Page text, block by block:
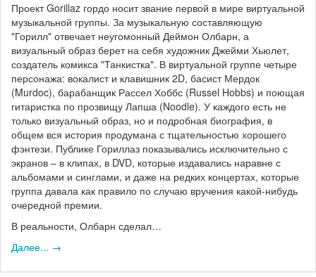
Проект Gorillaz гордо носит звание первой в мире виртуальной
музыкальной группы. За музыкальную составляющую
"Горилл" отвечает неугомонный Деймон Олбарн, а
визуальный образ берет на себя художник Джейми Хьюлет,
создатель комикса "Танкистка". В виртуальной группе четыре
персонажа: вокалист и клавишник 2D, басист Мердок
(Murdoc), барабанщик Рассел Хоббс (Russel Hobbs) и поющая
гитаристка по прозвищу Лапша (Noodle). У каждого есть не
только визуальный образ, но и подробная биография, в
общем вся история продумана с тщательностью хорошего
фэнтези. Публике Гориллаз показывались исключительно с
экранов – в клипах, в DVD, которые издавались наравне с
альбомами и синглами, и даже на редких концертах, которые
группа давала как правило по случаю вручения какой-нибудь
очередной премии.
В реальности, Олбарн сделал…
Далее... →